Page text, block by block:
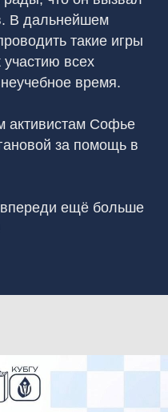
В дальнейшем
такие игры
участию всех
время.
активистам Софье
за помощь в
ещё больше